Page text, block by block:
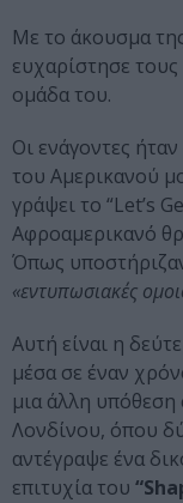
Με το άκουσμα
ευχαρίστησε
ομάδα του.
Οι ενάγοντες
του Αμερικανού
γράψει το “Let’s
Αφροαμερικανό
Όπως
«εντυπωσιακές
Αυτή είναι η
μέσα σε έναν
μια άλλη
Λονδίνου, όπου
αντέγραψε ένα
επιτυχία του